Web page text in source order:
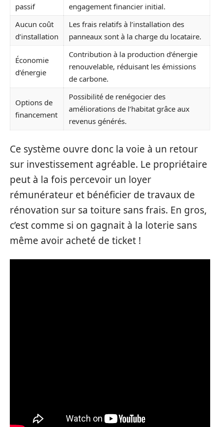
passif
engagement financier initial.
Aucun coût
d’installation
Les frais relatifs à l’installation des
panneaux sont à la charge du locataire.
Économie
d’énergie
Contribution à la production d’énergie
renouvelable, réduisant les émissions
de carbone.
Options de
financement
Possibilité de renégocier des
améliorations de l’habitat grâce aux
revenus générés.
Ce système ouvre donc la voie à un retour
sur investissement agréable. Le propriétaire
peut à la fois percevoir un loyer
rémunérateur et bénéficier de travaux de
rénovation sur sa toiture sans frais. En gros,
c’est comme si on gagnait à la loterie sans
même avoir acheté de ticket !